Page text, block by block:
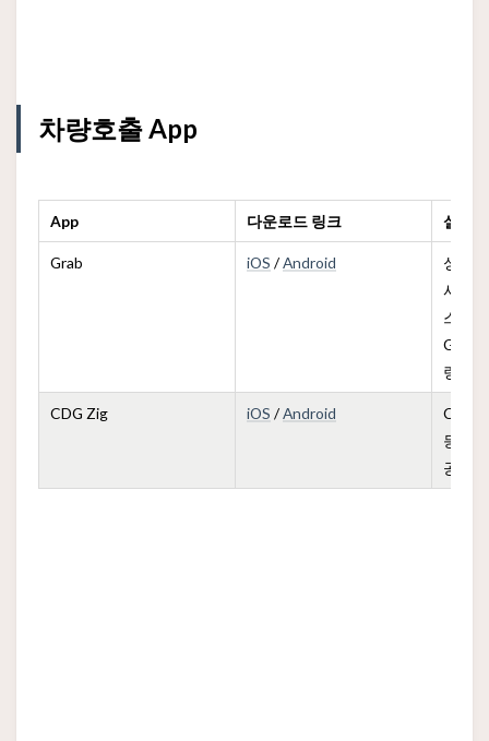
차량호출 App
App 다운로드 링크 설명
Grab iOS /Android
싱가
사용
스로,
량 유
CDG Zig iOS /Android
CDG
등 다
공합